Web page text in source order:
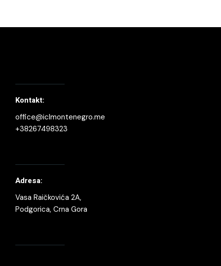
Kontakt:
office@iclmontenegro.me
+38267498323
Adresa:
Vasa Raičkovića 2A,
Podgorica, Crna Gora